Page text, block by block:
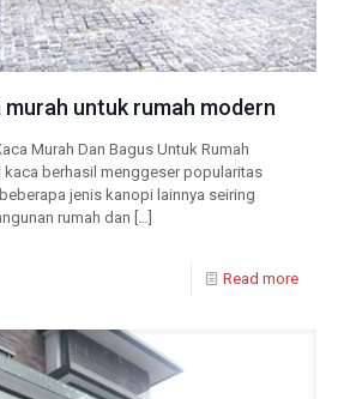
murah untuk rumah modern
Murah Dan Bagus Untuk Rumah
kaca berhasil menggeser popularitas
jenis kanopi lainnya seiring
rumah dan […]
Read more